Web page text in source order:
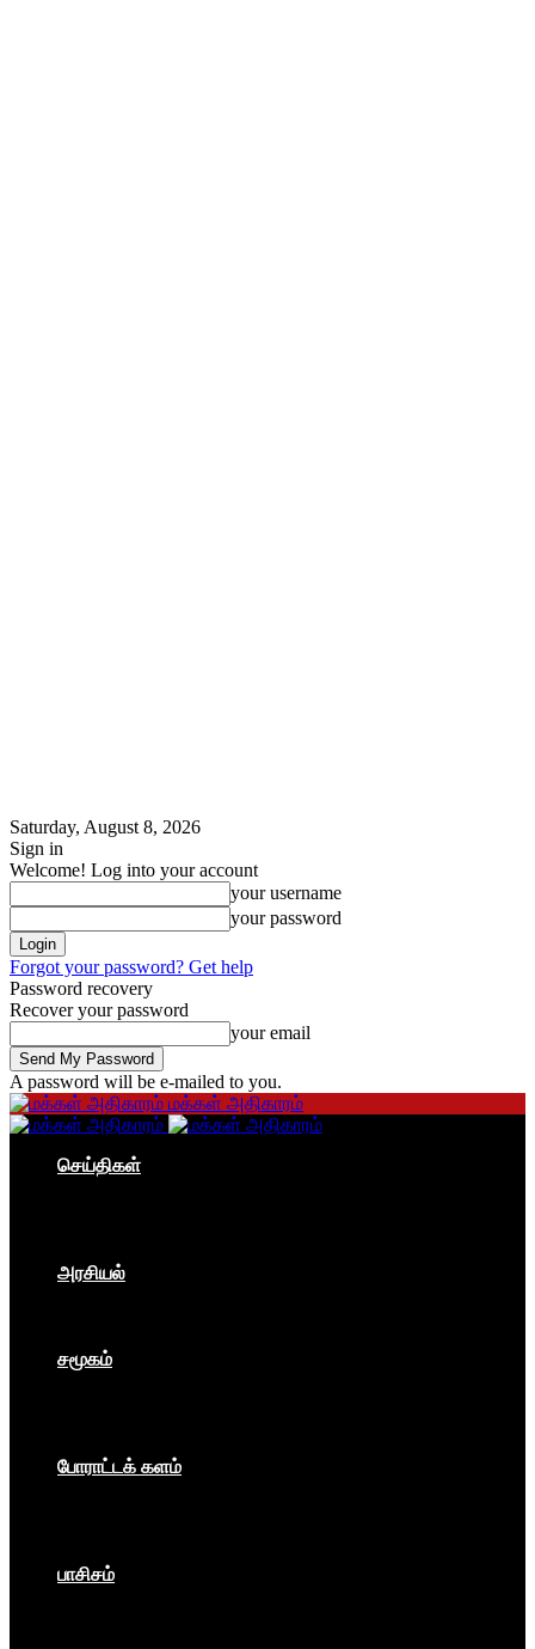
Saturday, August 8, 2026
Sign in
Welcome! Log into your account
your username
your password
Forgot your password? Get help
Password recovery
Recover your password
your email
A password will be e-mailed to you.
மக்கள் அதிகாரம்
செய்திகள்
அரசியல்
சமூகம்
போராட்டக் களம்
பாசிசம்